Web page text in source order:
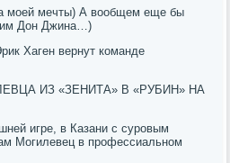
моей мечты) А вообщем еще бы
Дон Джина…)
Хаген вернут команде
ИЗ «ЗЕНИТА» В «РУБИН» НА
игре, в Казани с суровым
Могилевец в профессиальном